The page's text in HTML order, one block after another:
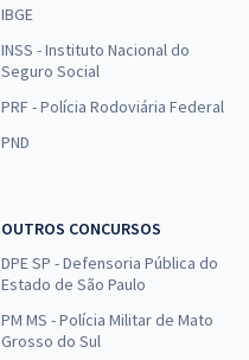
IBGE
INSS - Instituto Nacional do
Seguro Social
PRF - Polícia Rodoviária Federal
PND
OUTROS CONCURSOS
DPE SP - Defensoria Pública do
Estado de São Paulo
PM MS - Polícia Militar de Mato
Grosso do Sul